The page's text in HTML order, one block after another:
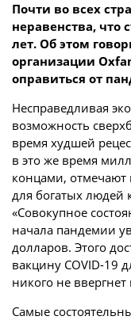
Почти во всех
неравенства, что
лет. Об этом
организации
оправиться от
Несправедливая
возможность
время худшей
в это же время
концами, отмечают
для богатых людей
«Совокупное
начала пандемии
долларов. Этого
вакцину COVID-19
никого не
Самые